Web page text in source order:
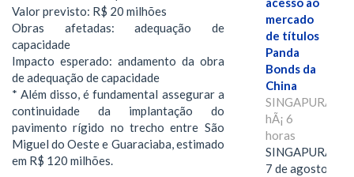
Valor previsto: R$ 20 milhões
Obras afetadas: adequação de
capacidade
Impacto esperado: andamento da obra
de adequação de capacidade
* Além disso, é fundamental assegurar a
continuidade da implantação do
pavimento rígido no trecho entre São
Miguel do Oeste e Guaraciaba, estimado
em R$ 120 milhões.
mercado
de títulos
Panda
Bonds da
China
SINGAPURA,
hÃ¡ 6
horas
SINGAPURA,
7 de agosto de